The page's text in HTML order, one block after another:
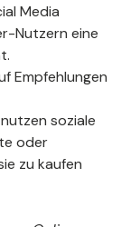
Media
Nutzern eine
Empfehlungen
soziale
oder
zu kaufen